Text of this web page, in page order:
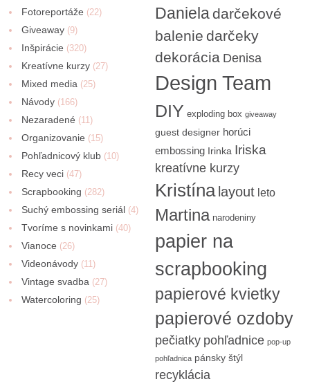
Fotoreportáže (22)
Giveaway (9)
Inšpirácie (320)
Kreatívne kurzy (27)
Mixed media (25)
Návody (166)
Nezaradené (11)
Organizovanie (15)
Pohľadnicový klub (10)
Recy veci (47)
Scrapbooking (282)
Suchý embossing seriál (4)
Tvoríme s novinkami (40)
Vianoce (26)
Videonávody (11)
Vintage svadba (27)
Watercoloring (25)
Daniela darčekové
balenie darčeky
dekorácia Denisa
Design Team
DIY exploding box giveaway
guest designer horúci
embossing Irinka Iriska
kreatívne kurzy
Kristína layout leto
Martina narodeniny
papier na
scrapbooking
papierové kvietky
papierové ozdoby
pečiatky pohľadnice pop-up
pohľadnica pánsky štýl
recyklácia